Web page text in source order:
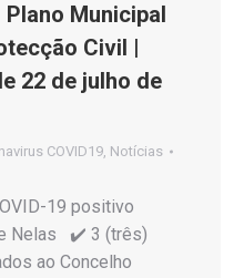
Municipal
Civil |
22 de julho de
COVID19, Notícias
19 positivo
Nelas ✔️ 3 (três)
ao Concelho